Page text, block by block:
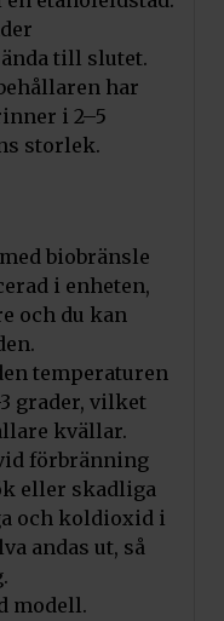
Vedmix
till slutet.
har
i 2–5
storlek.
biobränsle
i enheten,
och du kan
temperaturen
grader, vilket
kvällar.
förbränning
eller skadliga
och koldioxid i
andas ut, så
modell.